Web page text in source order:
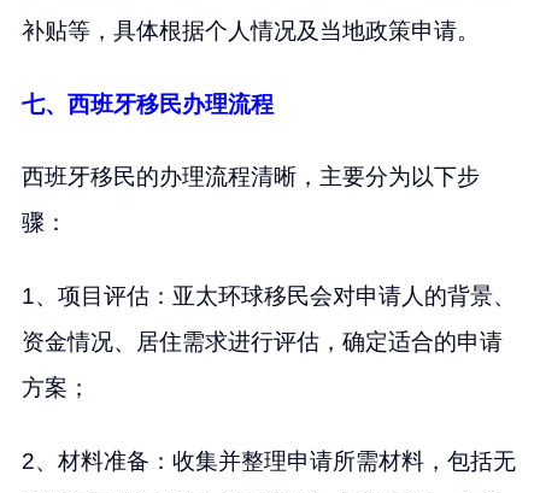
补贴等，具体根据个人情况及当地政策申请。
七、西班牙移民办理流程
西班牙移民的办理流程清晰，主要分为以下步
骤：
1、项目评估：亚太环球移民会对申请人的背景、
资金情况、居住需求进行评估，确定适合的申请
方案；
2、材料准备：收集并整理申请所需材料，包括无